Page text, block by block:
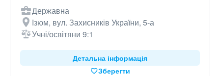
Державна
Ізюм, вул. Захисників України, 5-а
Учні/освітяни 9:1
Детальна інформація
Зберегти